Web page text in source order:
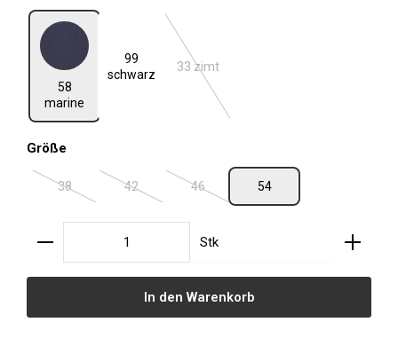
58
marine
58 marine
99
schwarz
33 zimt
(Diese Option ist zurzeit nicht
Größe
38(Diese Option ist zurzeit nicht verfügbar.)
42(Diese Option ist zurzeit nicht verfügbar.)
46(Diese Option ist zurzeit nicht
54
Produkt Anzahl: Gib den gewünschten Wert ein
Stk
In den Warenkorb